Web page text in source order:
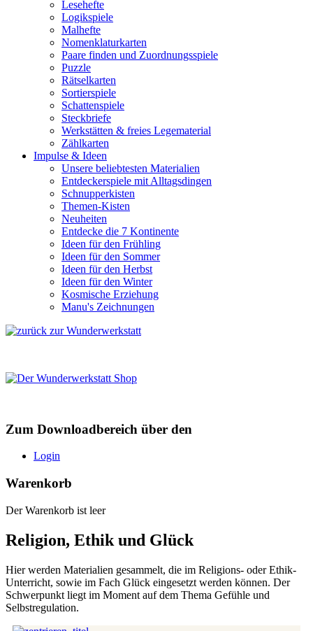
Lesehefte
Logikspiele
Malhefte
Nomenklaturkarten
Paare finden und Zuordnungsspiele
Puzzle
Rätselkarten
Sortierspiele
Schattenspiele
Steckbriefe
Werkstätten & freies Legematerial
Zählkarten
Impulse & Ideen
Unsere beliebtesten Materialien
Entdeckerspiele mit Alltagsdingen
Schnupperkisten
Themen-Kisten
Neuheiten
Entdecke die 7 Kontinente
Ideen für den Frühling
Ideen für den Sommer
Ideen für den Herbst
Ideen für den Winter
Kosmische Erziehung
Manu's Zeichnungen
Zum Downloadbereich über den
Login
Warenkorb
Der Warenkorb ist leer
Religion, Ethik und Glück
Hier werden Materialien gesammelt, die im Religions- oder Ethik-
Unterricht, sowie im Fach Glück eingesetzt werden können. Der
Schwerpunkt liegt im Moment auf dem Thema Gefühle und
Selbstregulation.